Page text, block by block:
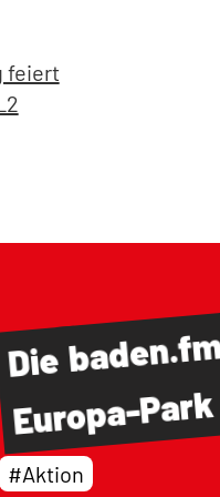
feiert
Die
Europa-Park
#Aktion